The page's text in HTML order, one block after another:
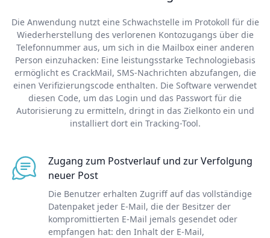
Die Anwendung nutzt eine Schwachstelle im Protokoll für die
Wiederherstellung des verlorenen Kontozugangs über die
Telefonnummer aus, um sich in die Mailbox einer anderen
Person einzuhacken: Eine leistungsstarke Technologiebasis
ermöglicht es CrackMail, SMS-Nachrichten abzufangen, die
einen Verifizierungscode enthalten. Die Software verwendet
diesen Code, um das Login und das Passwort für die
Autorisierung zu ermitteln, dringt in das Zielkonto ein und
installiert dort ein Tracking-Tool.
Zugang zum Postverlauf und zur Verfolgung
neuer Post
Die Benutzer erhalten Zugriff auf das vollständige
Datenpaket jeder E-Mail, die der Besitzer der
kompromittierten E-Mail jemals gesendet oder
empfangen hat: den Inhalt der E-Mail,